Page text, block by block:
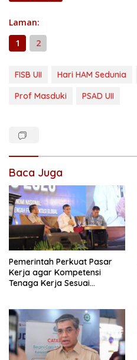
Laman:
1
2
FISB UII Hari HAM Sedunia
Prof Masduki
PSAD UII
Baca Juga
Pemerintah Perkuat Pasar
Kerja agar Kompetensi
Tenaga Kerja Sesuai